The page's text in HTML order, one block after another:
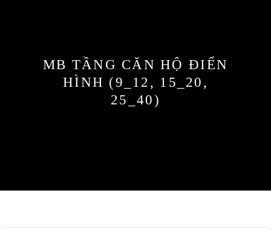
MB TẦNG CĂN HỘ ĐIỂN
HÌNH (9_12, 15_20,
25_40)